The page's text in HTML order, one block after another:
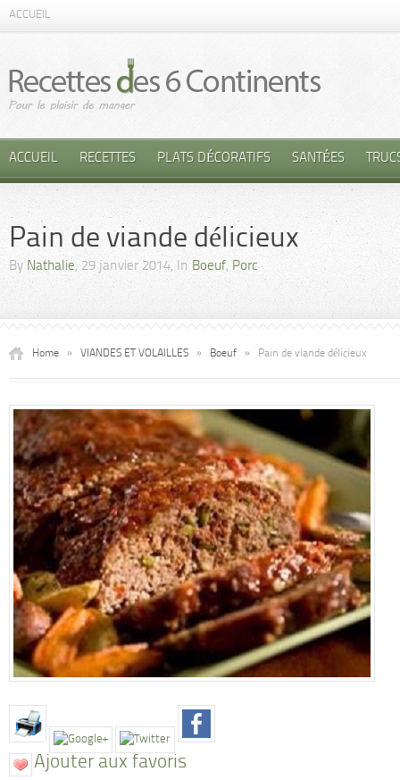
ACCUEIL
ACCUEIL RECETTES PLATS DÉCORATIFS SANTÉES
Pain de viande délicieux
By Nathalie, 29 janvier 2014, In Boeuf, Porc
Home » VIANDES ET VOLAILLES » Boeuf » Pain de viande délicieux
Ajouter aux favoris